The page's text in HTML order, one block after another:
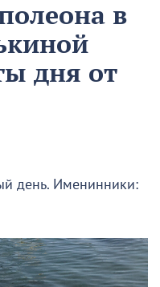
в
дня от
день. Именинники: